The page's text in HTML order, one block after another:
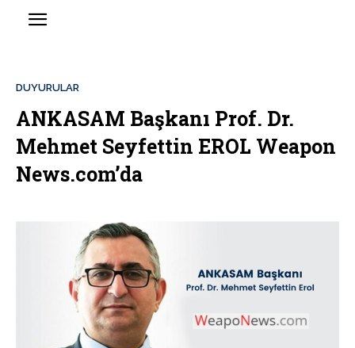
DUYURULAR
ANKASAM Başkanı Prof. Dr.
Mehmet Seyfettin EROL Weapon
News.com’da